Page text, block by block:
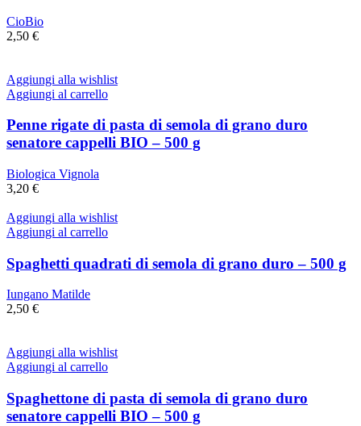
CioBio
2,50 €
Aggiungi alla wishlist
Aggiungi al carrello
Penne rigate di pasta di semola di grano duro
senatore cappelli BIO – 500 g
Biologica Vignola
3,20 €
Aggiungi alla wishlist
Aggiungi al carrello
Spaghetti quadrati di semola di grano duro – 500 g
Iungano Matilde
2,50 €
Aggiungi alla wishlist
Aggiungi al carrello
Spaghettone di pasta di semola di grano duro
senatore cappelli BIO – 500 g